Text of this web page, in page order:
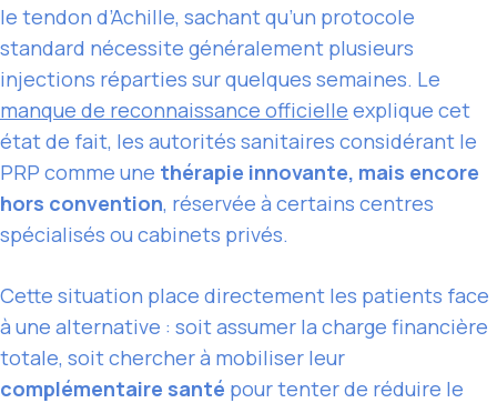
le tendon d’Achille, sachant qu’un protocole
standard nécessite généralement plusieurs
injections réparties sur quelques semaines. Le
manque de reconnaissance officielle explique cet
état de fait, les autorités sanitaires considérant le
PRP comme une thérapie innovante, mais encore
hors convention, réservée à certains centres
spécialisés ou cabinets privés.
Cette situation place directement les patients face
à une alternative : soit assumer la charge financière
totale, soit chercher à mobiliser leur
complémentaire santé pour tenter de réduire le